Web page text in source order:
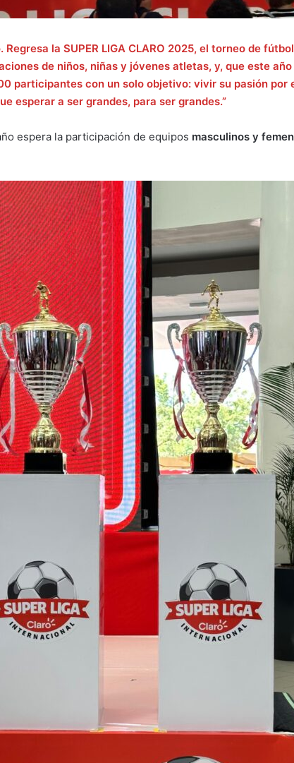
Regresa la SUPER LIGA CLARO 2025, el torneo de
de niños, niñas y jóvenes atletas, y, que este
participantes con un solo objetivo: vivir su pasión por
esperar a ser grandes, para ser grandes.”
espera la participación de equipos masculinos y